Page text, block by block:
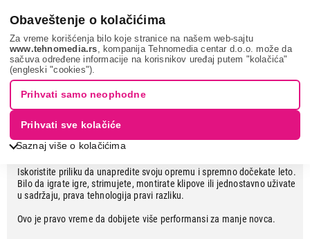
Obaveštenje o kolačićima
Za vreme korišćenja bilo koje stranice na našem web-sajtu
www.tehnomedia.rs , kompanija Tehnomedia centar d.o.o. može da
sačuva određene informacije na korisnikov uređaj putem "kolačića"
(engleski "cookies").
Saznaj više o kolačićima
Prihvati samo neophodne
Prihvati sve kolačiće
Tehnologija za vaše najbolje leto
Ujunuvas čekaju popusti na
kreativnost bez ograničenja.
Iskoristite priliku da unapredite svoju opremu i spremno dočekate leto.
Bilo da igrate igre, strimujete, montirate klipove ili jednostavno uživate
u sadržaju, prava tehnologija pravi razliku.
Ovo je pravo vreme da dobijete više performansi za manje novca.